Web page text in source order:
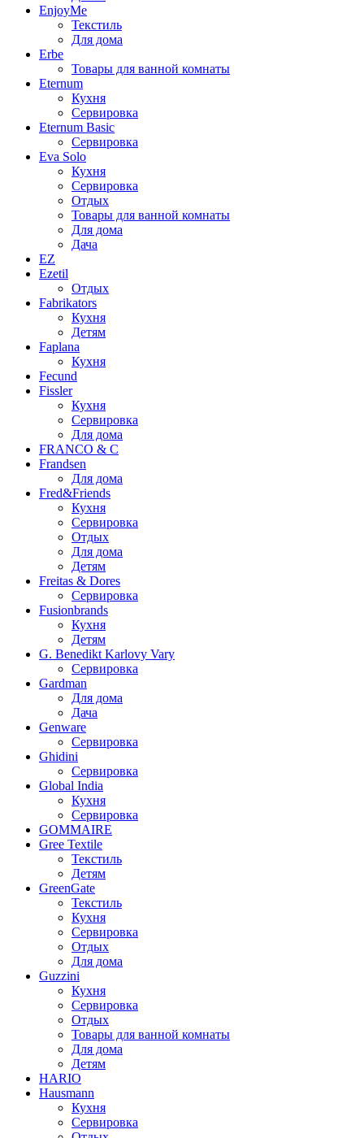
EnjoyMe
Текстиль
Для дома
Erbe
Товары для ванной комнаты
Eternum
Кухня
Сервировка
Eternum Basic
Сервировка
Eva Solo
Кухня
Сервировка
Отдых
Товары для ванной комнаты
Для дома
Дача
EZ
Ezetil
Отдых
Fabrikators
Кухня
Детям
Faplana
Кухня
Fecund
Fissler
Кухня
Сервировка
Для дома
FRANCO & C
Frandsen
Для дома
Fred&Friends
Кухня
Сервировка
Отдых
Для дома
Детям
Freitas & Dores
Сервировка
Fusionbrands
Кухня
Детям
G. Benedikt Karlovy Vary
Сервировка
Gardman
Для дома
Дача
Genware
Сервировка
Ghidini
Сервировка
Global India
Кухня
Сервировка
GOMMAIRE
Gree Textile
Текстиль
Детям
GreenGate
Текстиль
Кухня
Сервировка
Отдых
Для дома
Guzzini
Кухня
Сервировка
Отдых
Товары для ванной комнаты
Для дома
Детям
HARIO
Hausmann
Кухня
Сервировка